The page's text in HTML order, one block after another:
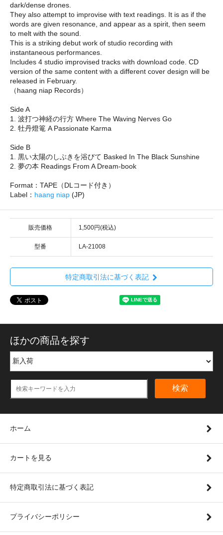
dark/dense drones.
They also attempt to improvise with text readings. It is as if the
words are given resonance, and appear as a spirit, then seem
to melt with the sound.
This is a striking debut work of studio recording with
instantaneous performances.
Includes 4 studio improvised tracks with download code. CD
version of the same content with a different cover design will be
released in February.
（haang niap Records）
Side A
1. 波打つ神経の行方 Where The Waving Nerves Go
2. 牡丹燈篭 A Passionate Karma
Side B
1. 黒い太陽のしぶきを浴びて Basked In The Black Sunshine
2. 夢の本 Readings From A Dream-book
Format：TAPE（DLコード付き）
Label： haang niap (JP)
販売価格 1,500円(税込)
型番 LA-21008
特定商取引法に基づく表記
ほかの商品を探す
検索
ホーム
カートを見る
特定商取引法に基づく表記
プライバシーポリシー